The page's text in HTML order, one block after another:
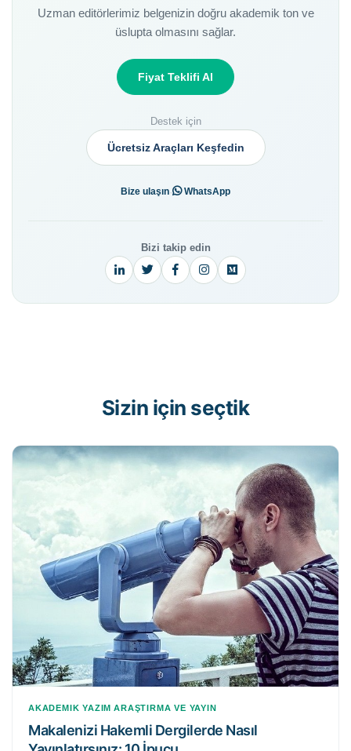
Uzman editörlerimiz belgenizin doğru akademik ton ve
üslupta olmasını sağlar.
Fiyat Teklifi Al
Destek için
Ücretsiz Araçları Keşfedin
Bize ulaşın· WhatsApp
Bizi takip edin
Sizin için seçtik
AKADEMIK YAZIM ARAŞTIRMA VE YAYIN
Makalenizi Hakemli Dergilerde Nasıl